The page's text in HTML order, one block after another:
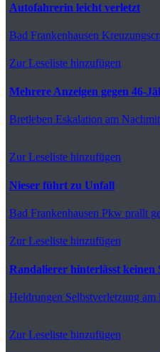
Autofahrerin leicht verletzt
Bad Frankenhausen
Zur Leseliste hinzufügen
Mehrere Anzeigen gegen 46-
Bretleben Eskalation am
Zur Leseliste hinzufügen
Nieser führt zu Unfall
Bad Frankenhausen Pkw prallt
Zur Leseliste hinzufügen
Randalierer hinterlässt keinen
Heldrungen Selbstverletzung
Zur Leseliste hinzufügen